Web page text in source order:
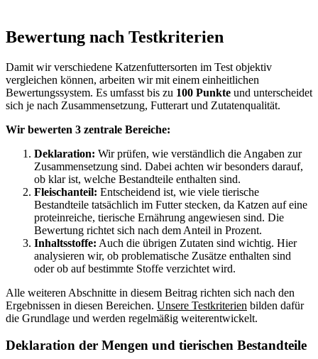
Bewertung nach Testkriterien
Damit wir verschiedene Katzenfuttersorten im Test objektiv
vergleichen können, arbeiten wir mit einem einheitlichen
Bewertungssystem. Es umfasst bis zu 100 Punkte und unterscheidet
sich je nach Zusammensetzung, Futterart und Zutatenqualität.
Wir bewerten 3 zentrale Bereiche:
Deklaration: Wir prüfen, wie verständlich die Angaben zur
Zusammensetzung sind. Dabei achten wir besonders darauf,
ob klar ist, welche Bestandteile enthalten sind.
Fleischanteil: Entscheidend ist, wie viele tierische
Bestandteile tatsächlich im Futter stecken, da Katzen auf eine
proteinreiche, tierische Ernährung angewiesen sind. Die
Bewertung richtet sich nach dem Anteil in Prozent.
Inhaltsstoffe: Auch die übrigen Zutaten sind wichtig. Hier
analysieren wir, ob problematische Zusätze enthalten sind
oder ob auf bestimmte Stoffe verzichtet wird.
Alle weiteren Abschnitte in diesem Beitrag richten sich nach den
Ergebnissen in diesen Bereichen. Unsere Testkriterien bilden dafür
die Grundlage und werden regelmäßig weiterentwickelt.
Deklaration der Mengen und tierischen Bestandteile